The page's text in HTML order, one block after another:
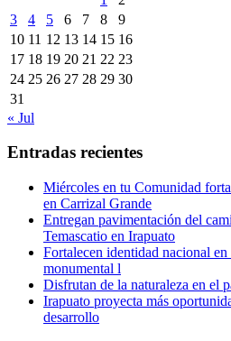
3
4 5 6 7 8
9
10 11 12 13 14 15 16
17 18 19 20 21 22 23
24 25 26 27 28 29 30
31
« Jul
Entradas recientes
Miércoles en tu Comunidad
en Carrizal Grande
Entregan pavimentación del
Temascatio en Irapuato
Fortalecen identidad nacional
monumental l
Disfrutan de la naturaleza en el
Irapuato proyecta más
desarrollo